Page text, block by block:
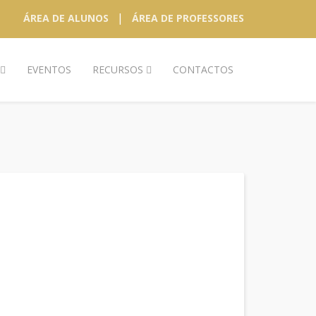
ÁREA DE ALUNOS | ÁREA DE PROFESSORES
EVENTOS RECURSOS CONTACTOS